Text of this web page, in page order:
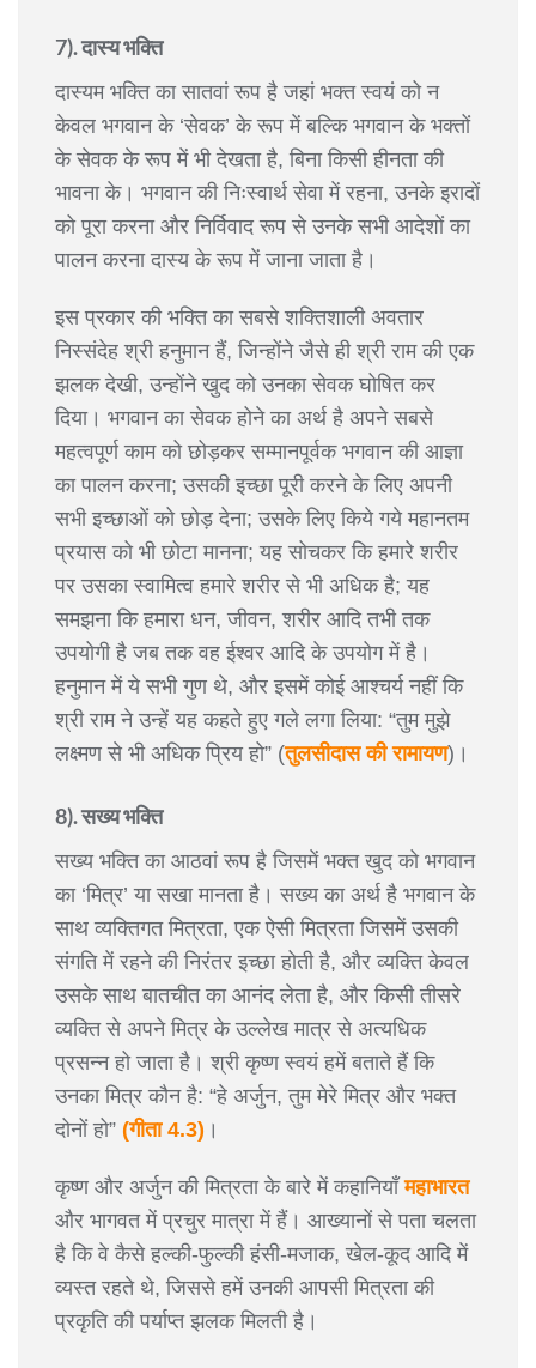
7). दास्य भक्ति
दास्यम भक्ति का सातवां रूप है जहां भक्त स्वयं को न
केवल भगवान के ‘सेवक’ के रूप में बल्कि भगवान के भक्तों
के सेवक के रूप में भी देखता है, बिना किसी हीनता की
भावना के। भगवान की निःस्वार्थ सेवा में रहना, उनके इरादों
को पूरा करना और निर्विवाद रूप से उनके सभी आदेशों का
पालन करना दास्य के रूप में जाना जाता है।
इस प्रकार की भक्ति का सबसे शक्तिशाली अवतार
निस्संदेह श्री हनुमान हैं, जिन्होंने जैसे ही श्री राम की एक
झलक देखी, उन्होंने खुद को उनका सेवक घोषित कर
दिया। भगवान का सेवक होने का अर्थ है अपने सबसे
महत्वपूर्ण काम को छोड़कर सम्मानपूर्वक भगवान की आज्ञा
का पालन करना; उसकी इच्छा पूरी करने के लिए अपनी
सभी इच्छाओं को छोड़ देना; उसके लिए किये गये महानतम
प्रयास को भी छोटा मानना; यह सोचकर कि हमारे शरीर
पर उसका स्वामित्व हमारे शरीर से भी अधिक है; यह
समझना कि हमारा धन, जीवन, शरीर आदि तभी तक
उपयोगी है जब तक वह ईश्वर आदि के उपयोग में है।
हनुमान में ये सभी गुण थे, और इसमें कोई आश्चर्य नहीं कि
श्री राम ने उन्हें यह कहते हुए गले लगा लिया: “तुम मुझे
लक्ष्मण से भी अधिक प्रिय हो” (तुलसीदास की रामायण)।
8). सख्य भक्ति
सख्य भक्ति का आठवां रूप है जिसमें भक्त खुद को भगवान
का ‘मित्र’ या सखा मानता है। सख्य का अर्थ है भगवान के
साथ व्यक्तिगत मित्रता, एक ऐसी मित्रता जिसमें उसकी
संगति में रहने की निरंतर इच्छा होती है, और व्यक्ति केवल
उसके साथ बातचीत का आनंद लेता है, और किसी तीसरे
व्यक्ति से अपने मित्र के उल्लेख मात्र से अत्यधिक
प्रसन्न हो जाता है। श्री कृष्ण स्वयं हमें बताते हैं कि
उनका मित्र कौन है: “हे अर्जुन, तुम मेरे मित्र और भक्त
दोनों हो” (गीता 4.3) ।
कृष्ण और अर्जुन की मित्रता के बारे में कहानियाँमहाभारत
और भागवत में प्रचुर मात्रा में हैं। आख्यानों से पता चलता
है कि वे कैसे हल्की-फुल्की हंसी-मजाक, खेल-कूद आदि में
व्यस्त रहते थे, जिससे हमें उनकी आपसी मित्रता की
प्रकृति की पर्याप्त झलक मिलती है।